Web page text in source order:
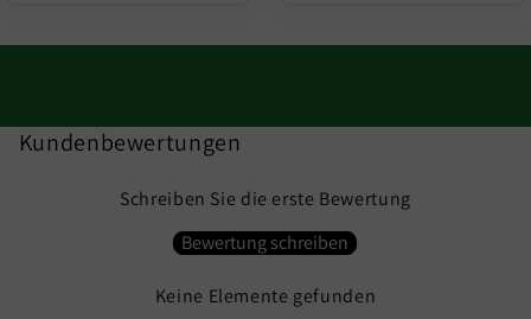
Kundenbewertungen
Schreiben Sie die erste Bewertung
Bewertung schreiben
Keine Elemente gefunden